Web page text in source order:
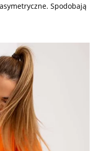
Spodobają